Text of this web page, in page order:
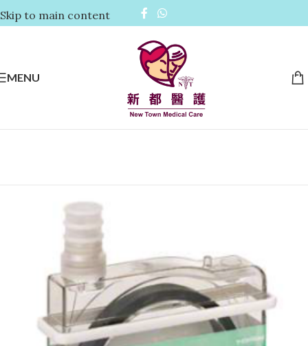
Skip to main content
MENU